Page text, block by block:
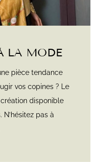
LA MODE
pièce tendance
vos copines ? Le
disponible
pas à